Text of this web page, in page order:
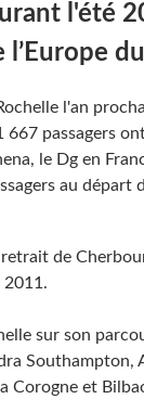
l'été
l'an
passagers
le Dg en
au départ
de
2011.
sur son
Southampton,
Corogne et